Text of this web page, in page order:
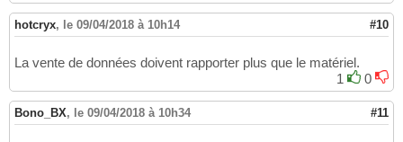
hotcryx, le 09/04/2018 à 10h14 #10
La vente de données doivent rapporter plus que le matériel.
1
0
Bono_BX, le 09/04/2018 à 10h34 #11